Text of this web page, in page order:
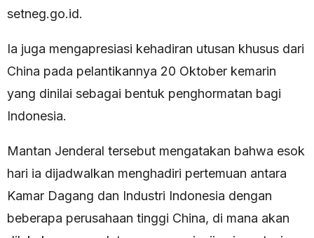
setneg.go.id.
Ia juga mengapresiasi kehadiran utusan khusus dari
China pada pelantikannya 20 Oktober kemarin
yang dinilai sebagai bentuk penghormatan bagi
Indonesia.
Mantan Jenderal tersebut mengatakan bahwa esok
hari ia dijadwalkan menghadiri pertemuan antara
Kamar Dagang dan Industri Indonesia dengan
beberapa perusahaan tinggi China, di mana akan